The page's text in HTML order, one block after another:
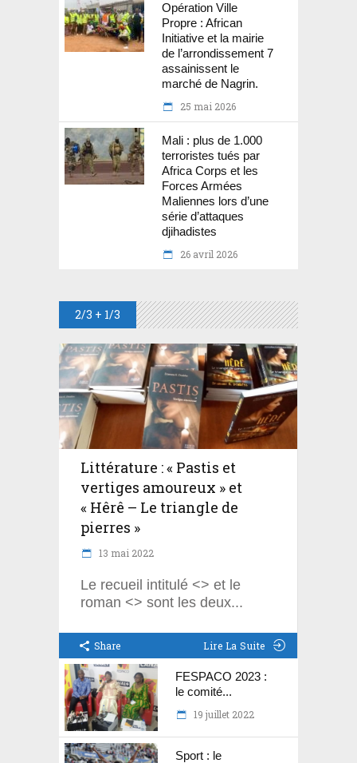
Opération Ville
Propre : African
Initiative et la mairie
de l’arrondissement 7
assainissent le
marché de Nagrin.
25 mai 2026
Mali : plus de 1.000
terroristes tués par
Africa Corps et les
Forces Armées
Maliennes lors d’une
série d’attaques
djihadistes
26 avril 2026
2/3 + 1/3
Littérature : « Pastis et
vertiges amoureux » et
« Hêrê – Le triangle de
pierres »
13 mai 2022
Le recueil intitulé <> et le
roman <> sont les deux
Share Lire La Suite
FESPACO 2023 :
le comité...
19 juillet 2022
Sport : le